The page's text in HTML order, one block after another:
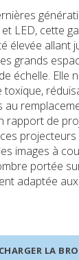
LED, cette
élevée allant
grands
échelle. Elle
toxique,
au
rapport de
images à
portée
adaptée
LA